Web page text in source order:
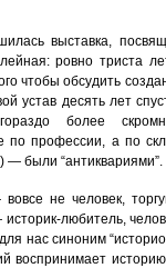
выставка,
ровно триста
чтобы обсудить
устав десять лет
более
по профессии, а по
— были “антиквариями”.
вовсе не человек,
любитель,
нас синоним
воспринимает